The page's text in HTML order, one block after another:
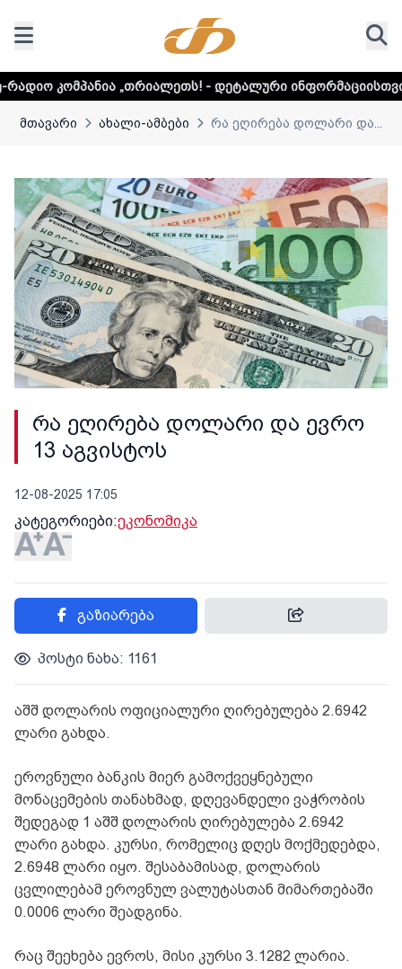
„თრიალეთს! - დეტალური ინფორმაციისთვის
მთავარი ახალი-ამბები რა ეღირება დოლარი და...
რა ეღირება დოლარი და ევრო
13 აგვისტოს
12-08-2025 17:05
კატეგორიები:ეკონომიკა
გაზიარება
პოსტი ნახა: 1161
აშშ დოლარის ოფიციალური ღირებულება 2.6942
ლარი გახდა.
ეროვნული ბანკის მიერ გამოქვეყნებული
მონაცემების თანახმად, დღევანდელი ვაჭრობის
შედეგად 1 აშშ დოლარის ღირებულება 2.6942
ლარი გახდა. კურსი, რომელიც დღეს მოქმედებდა,
2.6948 ლარი იყო. შესაბამისად, დოლარის
ცვლილებამ ეროვნულ ვალუტასთან მიმართებაში
0.0006 ლარი შეადგინა.
რაც შეეხება ევროს, მისი კურსი 3.1282 ლარია.